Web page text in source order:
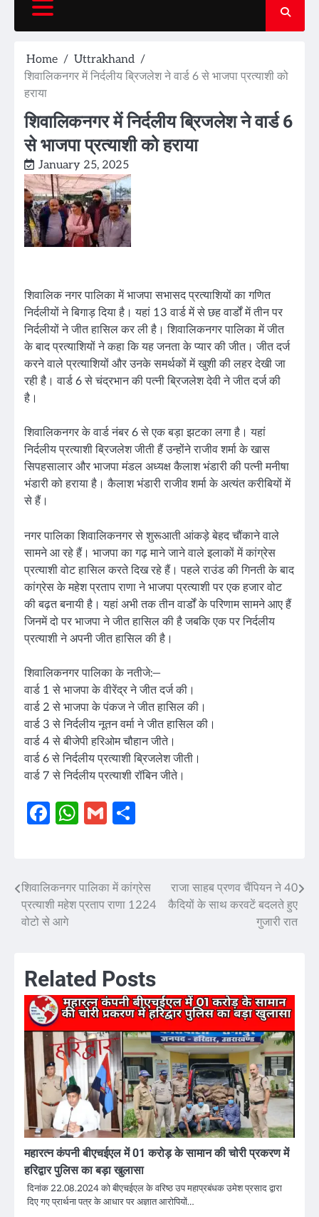
Home
Uttrakhand
शिवालिकनगर में निर्दलीय ब्रिजलेश ने वार्ड 6 से भाजपा प्रत्याशी को
हराया
शिवालिकनगर में निर्दलीय ब्रिजलेश ने वार्ड 6
से भाजपा प्रत्याशी को हराया
January 25, 2025
शिवालिक नगर पालिका में भाजपा सभासद प्रत्याशियों का गणित
निर्दलीयों ने बिगाड़ दिया है। यहां 13 वार्ड में से छह वार्डों में तीन पर
निर्दलीयों ने जीत हासिल कर ली है। शिवालिकनगर पालिका में जीत
के बाद प्रत्याशियों ने कहा कि यह जनता के प्यार की जीत। जीत दर्ज
करने वाले प्रत्याशियों और उनके समर्थकों में खुशी की लहर देखी जा
रही है। वार्ड 6 से चंद्रभान की पत्नी ब्रिजलेश देवी ने जीत दर्ज की
है।
शिवालिकनगर के वार्ड नंबर 6 से एक बड़ा झटका लगा है। यहां
निर्दलीय प्रत्याशी ब्रिजलेश जीती हैं उन्होंने राजीव शर्मा के खास
सिपहसालार और भाजपा मंडल अध्यक्ष कैलाश भंडारी की पत्नी मनीषा
भंडारी को हराया है। कैलाश भंडारी राजीव शर्मा के अत्यंत करीबियों में
से हैं।
नगर पालिका शिवालिकनगर से शुरूआती आंकड़े बेहद चौंकाने वाले
सामने आ रहे हैं। भाजपा का गढ़ माने जाने वाले इलाकों में कांग्रेस
प्रत्याशी वोट हासिल करते दिख रहे हैं। पहले राउंड की गिनती के बाद
कांग्रेस के महेश प्रताप राणा ने भाजपा प्रत्याशी पर एक हजार वोट
की बढ़त बनायी है। यहां अभी तक तीन वार्डों के परिणाम सामने आए हैं
जिनमें दो पर भाजपा ने जीत हासिल की है जबकि एक पर निर्दलीय
प्रत्याशी ने अपनी जीत हासिल की है।
शिवालिकनगर पालिका के नतीजे:—
वार्ड 1 से भाजपा के वीरेंद्र ने जीत दर्ज की।
वार्ड 2 से भाजपा के पंकज ने जीत हासिल की।
वार्ड 3 से निर्दलीय नूतन वर्मा ने जीत हासिल की।
वार्ड 4 से बीजेपी हरिओम चौहान जीते।
वार्ड 6 से निर्दलीय प्रत्याशी ब्रिजलेश जीती।
वार्ड 7 से निर्दलीय प्रत्याशी रॉबिन जीते।
Facebook
WhatsApp
Gmail
Post
navigation
शिवालिकनगर पालिका में कांग्रेस
प्रत्याशी महेश प्रताप राणा 1224
वोटो से आगे
राजा साहब प्रणव चैंपियन ने 40
कैदियों के साथ करवटें बदलते हुए
गुजारी रात
Related Posts
महारत्न कंपनी बीएचईएल में 01 करोड़ के सामान की चोरी प्रकरण में
हरिद्वार पुलिस का बड़ा खुलासा
दिनांक 22.08.2024 को बीएचईएल के वरिष्ठ उप महाप्रबंधक उमेश प्रसाद द्वारा
दिए गए प्रार्थना पत्र के आधार पर अज्ञात आरोपियों…